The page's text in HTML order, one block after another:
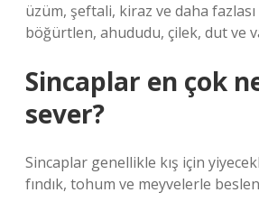
üzüm, şeftali, kiraz ve daha
böğürtlen, ahududu, çilek, dut ve
Sincaplar en çok
sever?
Sincaplar genellikle kış için
fındık, tohum ve meyvelerle